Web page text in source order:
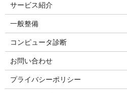
サービス紹介
一般整備
コンピュータ診断
お問い合わせ
プライバシーポリシー